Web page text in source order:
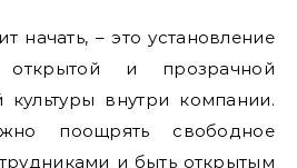
начать, – это установление
и прозрачной
культуры внутри компании.
поощрять свободное
и быть открытым